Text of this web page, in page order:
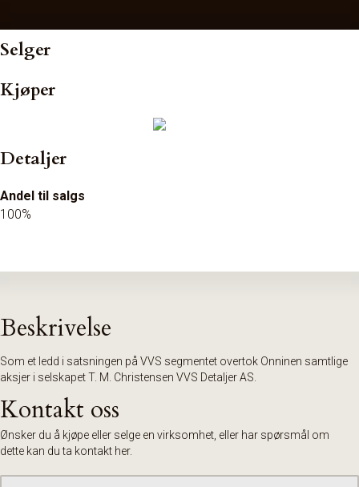
Beskrivelse
Som et ledd i satsningen på VVS segmentet overtok Onninen samtlige
aksjer i selskapet T. M. Christensen VVS Detaljer AS.
Kontakt oss
Ønsker du å kjøpe eller selge en virksomhet, eller har spørsmål om
dette kan du ta kontakt her.
Selger
Kjøper
Detaljer
Andel til salgs
100%